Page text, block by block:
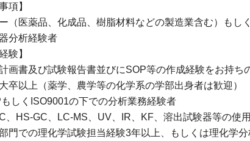
項】
（医薬品、化成品、樹脂材料などの製造業含む）もし
分析経験者
験】
計画書及び試験報告書並びにSOP等の作成経験をお持ち
卒以上（薬学、農学等の化学系の学部出身者は歓迎）
もしくISO9001の下での分析業務経験者
、HS-GC、LC-MS、UV、IR、KF、溶出試験器等の使
部門での理化学試験担当経験3年以上、もしくは理化学